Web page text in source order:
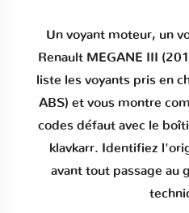
Un voyant moteur, un
Renault MEGANE III
liste les voyants pris en
ABS) et vous montre
codes défautavec le
klavkarr. Identifiez
avant tout passage au